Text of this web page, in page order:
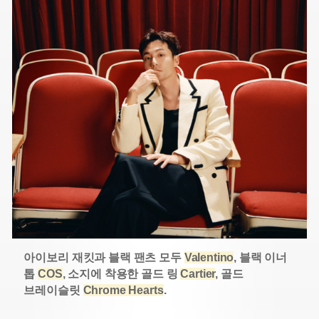
아이보리 재킷과 블랙 팬츠 모두 Valentino, 블랙 이너
톱COS, 소지에 착용한 골드 링Cartier, 골드
브레이슬릿 Chrome Hearts.